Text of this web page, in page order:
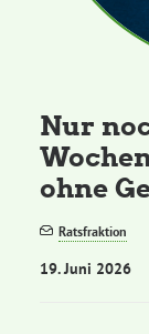
Nur
ohne
Ratsfraktion
19. Juni 2026